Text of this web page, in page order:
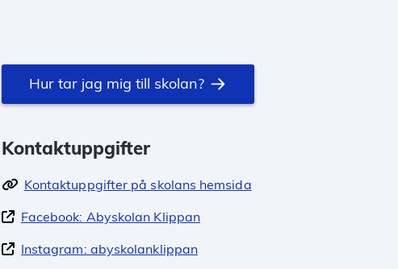
Hur tar jag mig till skolan?
Kontaktuppgifter
Kontaktuppgifter på skolans hemsida
Facebook: Abyskolan Klippan
Instagram: abyskolanklippan